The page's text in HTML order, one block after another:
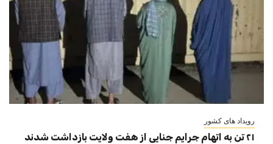
رویداد های کشور
۲۱ تن به اتهام جرایم جنایی از هفت ولایت بازداشت شدند